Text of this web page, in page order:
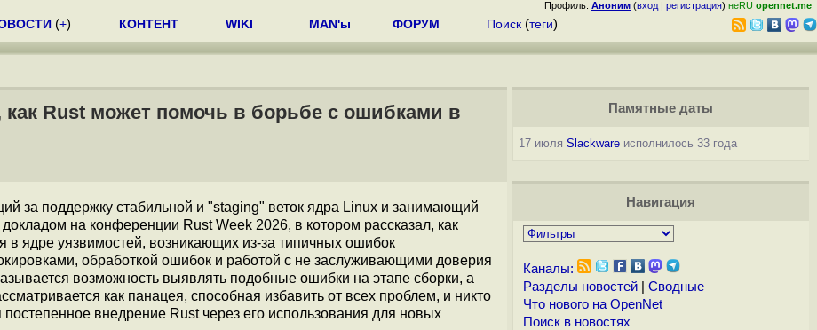
Профиль: Аноним (вход | регистрация) неRU opennet.me
(+) КОНТЕНТ WIKI MAN'ы ФОРУМ Поиск (теги)
как Rust может помочь в борьбе с ошибками в
за поддержку стабильной и "staging" веток ядра Linux и занимающий
докладом на конференции Rust Week 2026, в котором рассказал, как
ядре уязвимостей, возникающих из-за типичных ошибок
обработкой ошибок и работой с не заслуживающими доверия
возможность выявлять подобные ошибки на этапе сборки, а
как панацея, способная избавить от всех проблем, и никто
внедрение Rust через его использования для новых
Памятные даты
17 июля Slackwareисполнилось 33 года
Навигация
Каналы:
Разделы новостей| Сводные
Что нового на OpenNet
Поиск в новостях